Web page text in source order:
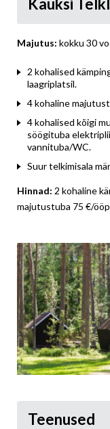
Kauksi
Majutus: kokku 30
2 kohalised
laagriplatsil.
4 kohaline
4 kohalised kõigi
söögituba
vannituba/WC.
Suur telkimisala
Hinnad: 2 kohaline
majutustuba 75 €/
Teenused